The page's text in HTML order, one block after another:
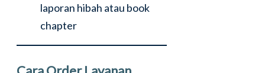
laporan hibah atau book
chapter